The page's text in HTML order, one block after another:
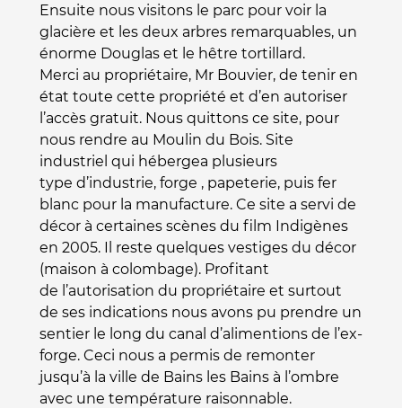
Ensuite nous visitons le parc pour voir la
glacière et les deux arbres remarquables, un
énorme Douglas et le hêtre tortillard.
Merci au propriétaire, Mr Bouvier, de tenir en
état toute cette propriété et d’en autoriser
l’accès gratuit. Nous quittons ce site, pour
nous rendre au Moulin du Bois. Site
industriel qui hébergea plusieurs
type d’industrie, forge , papeterie, puis fer
blanc pour la manufacture. Ce site a servi de
décor à certaines scènes du film Indigènes
en 2005. Il reste quelques vestiges du décor
(maison à colombage). Profitant
de l’autorisation du propriétaire et surtout
de ses indications nous avons pu prendre un
sentier le long du canal d’alimentions de l’ex-
forge. Ceci nous a permis de remonter
jusqu’à la ville de Bains les Bains à l’ombre
avec une température raisonnable.